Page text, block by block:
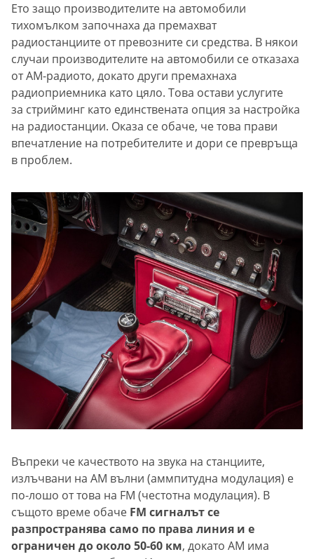
Ето защо производителите на автомобили
тихомълком започнаха да премахват
радиостанциите от превозните си средства. В някои
случаи производителите на автомобили се отказаха
от AM-радиото, докато други премахнаха
радиоприемника като цяло. Това остави услугите
за стрийминг като единствената опция за настройка
на радиостанции. Оказа се обаче, че това прави
впечатление на потребителите и дори се превръща
в проблем.
Въпреки че качеството на звука на станциите,
излъчвани на AM вълни (аммпитудна модулация) е
по-лошо от това на FM (честотна модулация). В
същото време обаче FM сигналът се
разпространява само по права линия и е
ограничен до около 50-60 км, докато AM има